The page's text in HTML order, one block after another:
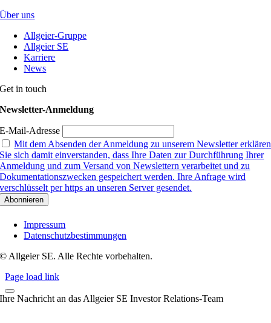
Über uns
Allgeier-Gruppe
Allgeier SE
Karriere
News
Get in touch
Newsletter-Anmeldung
E-Mail-Adresse
Mit dem Absenden der Anmeldung zu unserem Newsletter erklären
Sie sich damit einverstanden, dass Ihre Daten zur Durchführung Ihrer
Anmeldung und zum Versand von Newslettern verarbeitet und zu
Dokumentationszwecken gespeichert werden. Ihre Anfrage wird
verschlüsselt per https an unseren Server gesendet.
Impressum
Datenschutzbestimmungen
© Allgeier SE. Alle Rechte vorbehalten.
Page load link
Ihre Nachricht an das Allgeier SE Investor Relations-Team